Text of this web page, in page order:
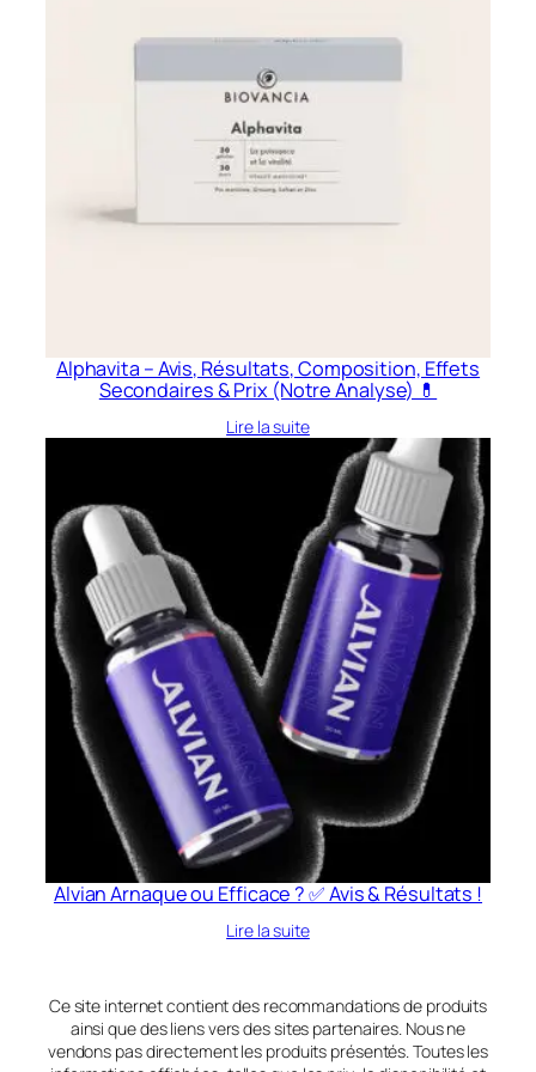
Alphavita – Avis, Résultats, Composition, Effets
Secondaires & Prix (Notre Analyse) 💊
Lire la suite
Alvian Arnaque ou Efficace ? ✅ Avis & Résultats !
Lire la suite
Ce site internet contient des recommandations de produits
ainsi que des liens vers des sites partenaires. Nous ne
vendons pas directement les produits présentés. Toutes les